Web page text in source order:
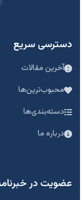
دسترسی سریع
آخرین مقالات
محبوب‌ترین‌ها
دسته‌بندی‌ها
درباره ما
عضویت در